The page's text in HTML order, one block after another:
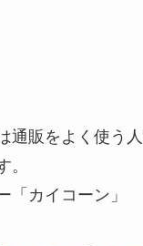
通販をよく使う
。
「カイコーン」